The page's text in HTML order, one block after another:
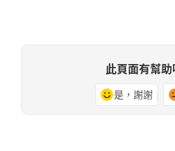
此頁面有幫助
是，謝謝